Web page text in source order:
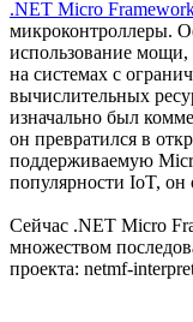
.NET Micro
микроконтроллеры.
использование мощи,
на системах с
вычислительных
изначально был
он превратился в
поддерживаемую
популярности IoT, он
Сейчас .NET Micro
множеством
проекта: netmf-